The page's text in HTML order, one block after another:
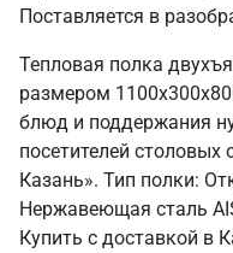
Поставляется в
Тепловая полка
размером
блюд и поддержания
посетителей
Казань». Тип полки:
Нержавеющая сталь
Купить с доставкой в